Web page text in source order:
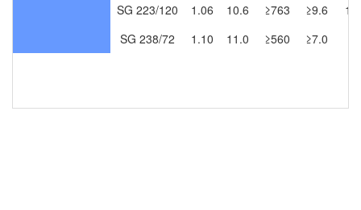
SG 223/120 1.06 10.6 ≥763 ≥9.6
SG 238/72
1.10 11.0 ≥560 ≥7.0